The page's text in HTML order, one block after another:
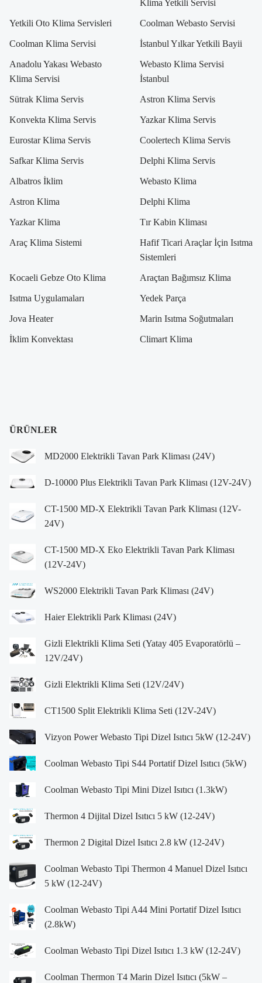
Klima Yetkili Servisi
Yetkili Oto Klima Servisleri Coolman Webasto Servisi
Coolman Klima Servisi İstanbul Yılkar Yetkili Bayii
Anadolu Yakası Webasto
Klima Servisi
Webasto Klima Servisi
İstanbul
Sütrak Klima Servis Astron Klima Servis
Konvekta Klima Servis Yazkar Klima Servis
Eurostar Klima Servis Coolertech Klima Servis
Safkar Klima Servis Delphi Klima Servis
Albatros İklim Webasto Klima
Astron Klima Delphi Klima
Yazkar Klima Tır Kabin Kliması
Araç Klima Sistemi
Hafif Ticari Araçlar İçin Isıtma
Sistemleri
Kocaeli Gebze Oto Klima Araçtan Bağımsız Klima
Isıtma Uygulamaları Yedek Parça
Jova Heater Marin Isıtma Soğutmaları
İklim Konvektası Climart Klima
ÜRÜNLER
MD2000 Elektrikli Tavan Park Kliması (24V)
D-10000 Plus Elektrikli Tavan Park Kliması (12V-24V)
CT-1500 MD-X Elektrikli Tavan Park Kliması (12V-
24V)
CT-1500 MD-X Eko Elektrikli Tavan Park Kliması
(12V-24V)
WS2000 Elektrikli Tavan Park Kliması (24V)
Haier Elektrikli Park Kliması (24V)
Gizli Elektrikli Klima Seti (Yatay 405 Evaporatörlü –
12V/24V)
Gizli Elektrikli Klima Seti (12V/24V)
CT1500 Split Elektrikli Klima Seti (12V-24V)
Vizyon Power Webasto Tipi Dizel Isıtıcı 5kW (12-24V)
Coolman Webasto Tipi S44 Portatif Dizel Isıtıcı (5kW)
Coolman Webasto Tipi Mini Dizel Isıtıcı (1.3kW)
Thermon 4 Dijital Dizel Isıtıcı 5 kW (12-24V)
Thermon 2 Digital Dizel Isıtıcı 2.8 kW (12-24V)
Coolman Webasto Tipi Thermon 4 Manuel Dizel Isıtıcı
5 kW (12-24V)
Coolman Webasto Tipi A44 Mini Portatif Dizel Isıtıcı
(2.8kW)
Coolman Webasto Tipi Dizel Isıtıcı 1.3 kW (12-24V)
Coolman Thermon T4 Marin Dizel Isıtıcı (5kW –